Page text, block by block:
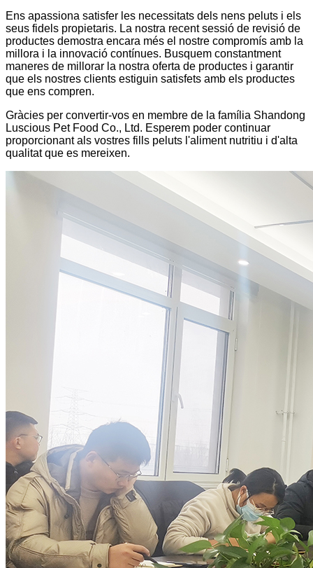
Ens apassiona satisfer les necessitats dels nens peluts i els
seus fidels propietaris. La nostra recent sessió de revisió de
productes demostra encara més el nostre compromís amb la
millora i la innovació contínues. Busquem constantment
maneres de millorar la nostra oferta de productes i garantir
que els nostres clients estiguin satisfets amb els productes
que ens compren.
Gràcies per convertir-vos en membre de la família Shandong
Luscious Pet Food Co., Ltd. Esperem poder continuar
proporcionant als vostres fills peluts l'aliment nutritiu i d'alta
qualitat que es mereixen.